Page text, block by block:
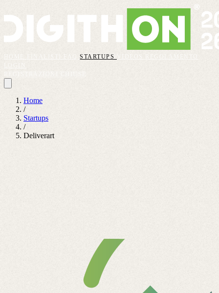
FAQSTARTUPS VIDEOS
REGOLAMENTO
Home
/
Startups
/
Deliverart